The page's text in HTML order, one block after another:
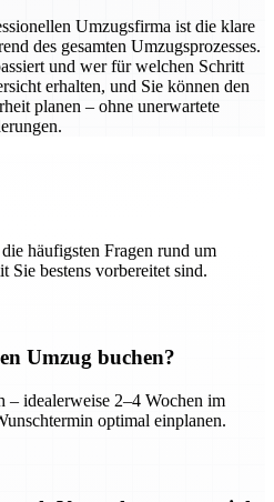
Umzugsfirma ist die klare
des gesamten Umzugsprozesses.
und wer für welchen Schritt
erhalten, und Sie können den
planen – ohne unerwartete
häufigsten Fragen rund um
Sie bestens vorbereitet sind.
Umzug buchen?
– idealerweise 2–4 Wochen im
optimal einplanen.